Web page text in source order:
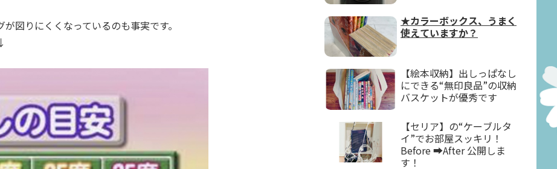
図りにくくなっているのも事実です。
★カラーボックス、うまく
使えていますか？
【絵本収納】出しっぱなし
にできる“無印良品”の収納
バスケットが優秀です
【セリア】の“ケーブルタ
イ”でお部屋スッキリ！
Before ➡After 公開しま
す！